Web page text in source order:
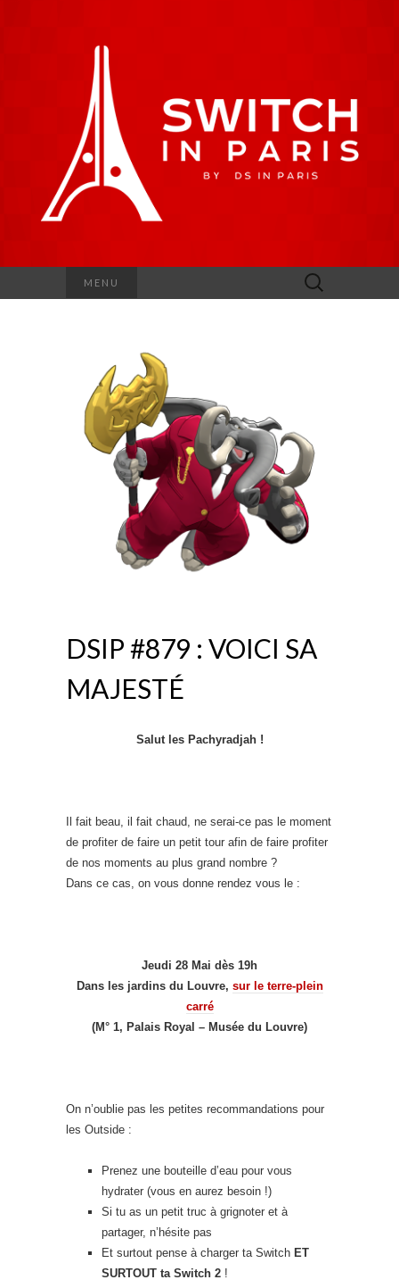
MENU Rechercher :
DSIP #879 : VOICI SA
MAJESTÉ
Salut les Pachyradjah !
Il fait beau, il fait chaud, ne serai-ce pas le moment
de profiter de faire un petit tour afin de faire profiter
de nos moments au plus grand nombre ?
Dans ce cas, on vous donne rendez vous le :
Jeudi 28 Mai dès 19h
Dans les jardins du Louvre, sur le terre-plein
carré
(M° 1, Palais Royal – Musée du Louvre)
On n’oublie pas les petites recommandations pour
les Outside :
Prenez une bouteille d’eau pour vous
hydrater (vous en aurez besoin !)
Si tu as un petit truc à grignoter et à
partager, n’hésite pas
Et surtout pense à charger ta Switch ET
SURTOUT ta Switch 2 !